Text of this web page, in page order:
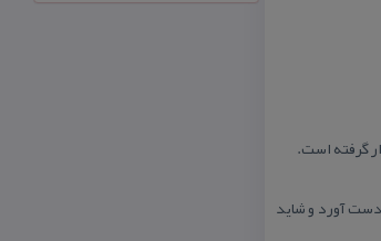
گرفته است.
آورد و شاید